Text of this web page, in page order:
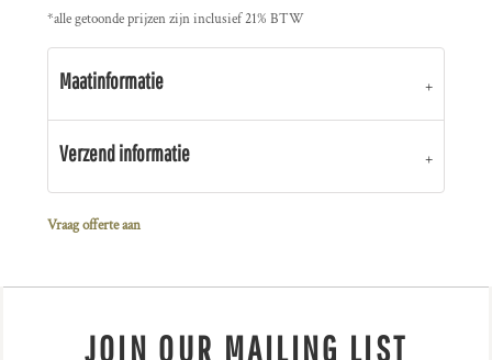
*alle getoonde prijzen zijn inclusief 21% BTW
Maatinformatie
Verzend informatie
Vraag offerte aan
JOIN OUR MAILING LIST